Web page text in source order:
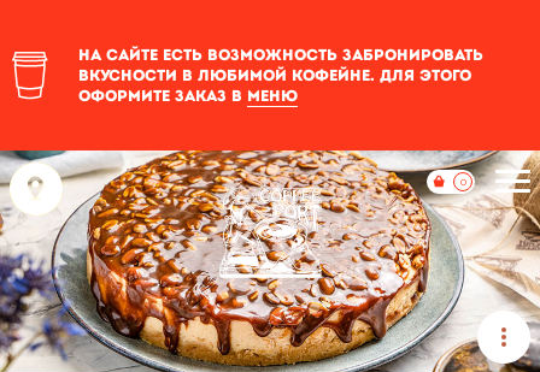
На сайте есть возможность забронировать
вкусности в любимой кофейне. Для этого
оформите заказ в меню
0